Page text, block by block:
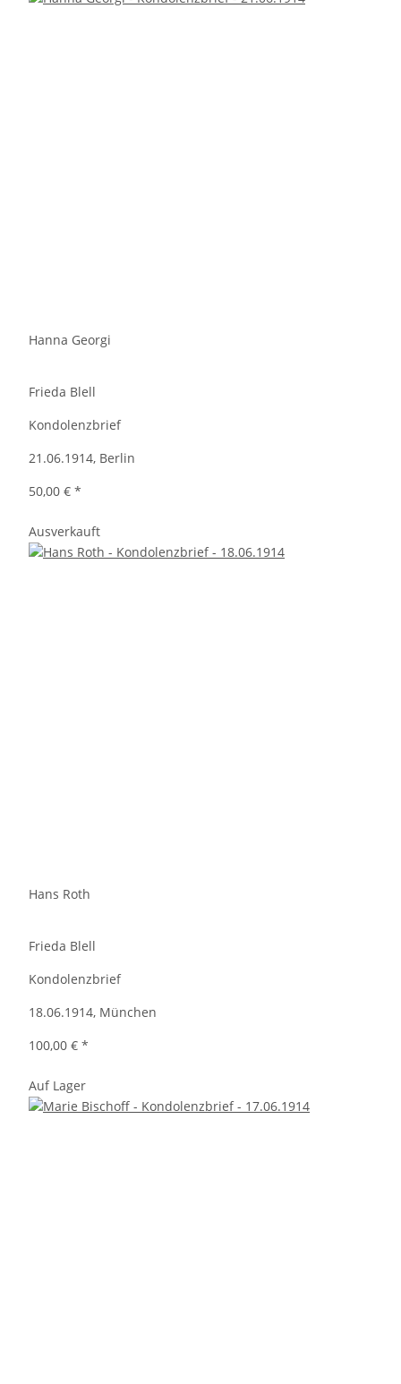
Hanna Georgi
Frieda Blell
Kondolenzbrief
21.06.1914, Berlin
50,00 € *
Ausverkauft
Hans Roth
Frieda Blell
Kondolenzbrief
18.06.1914, München
100,00 € *
Auf Lager